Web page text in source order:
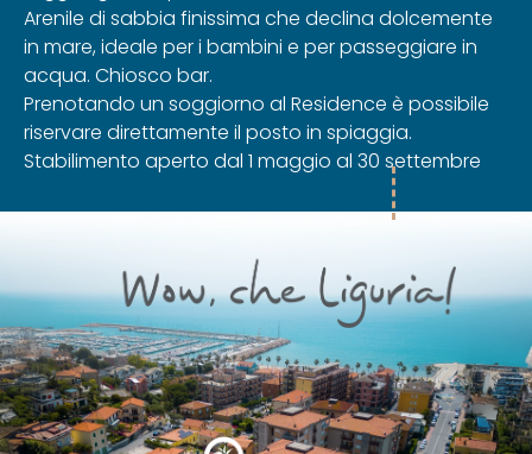
Arenile di sabbia finissima che declina dolcemente
in mare, ideale per i bambini e per passeggiare in
acqua. Chiosco bar.
Prenotando un soggiorno al Residence è possibile
riservare direttamente il posto in spiaggia.
Stabilimento aperto dal 1 maggio al 30 settembre